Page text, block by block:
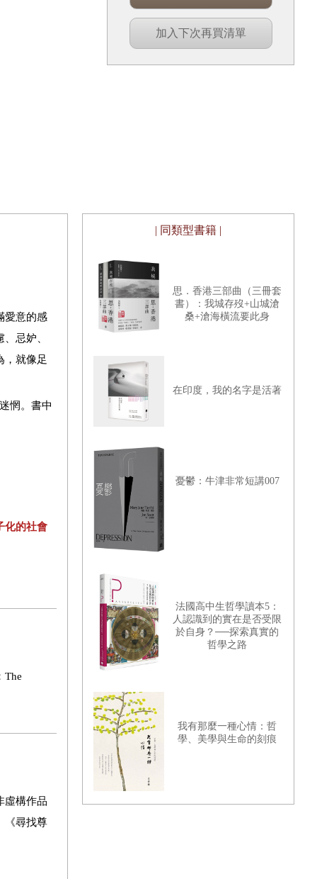
加入下次再買清單
愛意的感
忌妒、
，就像足
惘。書中
化的社會
The
虛構作品
《尋找尊
| 同類型書籍 |
思．香港三部曲（三冊套
書）：我城存歿+山城滄
桑+滄海橫流要此身
在印度，我的名字是活著
憂鬱：牛津非常短講007
法國高中生哲學讀本5：
人認識到的實在是否受限
於自身？──探索真實的
哲學之路
我有那麼一種心情：哲
學、美學與生命的刻痕